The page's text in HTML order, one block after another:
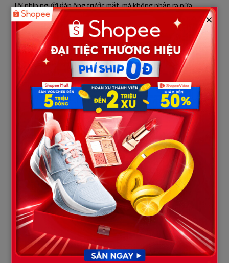
Tôi nhìn người đàn ông trước mặt, mà không nhận ra nữa.
Tôi nghĩ đến việc ly hôn.
Nhưng trước khi tôi kịp nói ra, họ đã làm điều đó trước.
Một buổi sáng, mẹ chồng gọi tôi xuống phòng khách.
“Cô ký vào đây.”
Đó là đơn ly hôn.
Tôi nhìn chồng.
Anh tránh ánh mắt tôi.
“Anh muốn vậy?”
Anh gật đầu.
Tôi không ký.
Tôi nói:
×